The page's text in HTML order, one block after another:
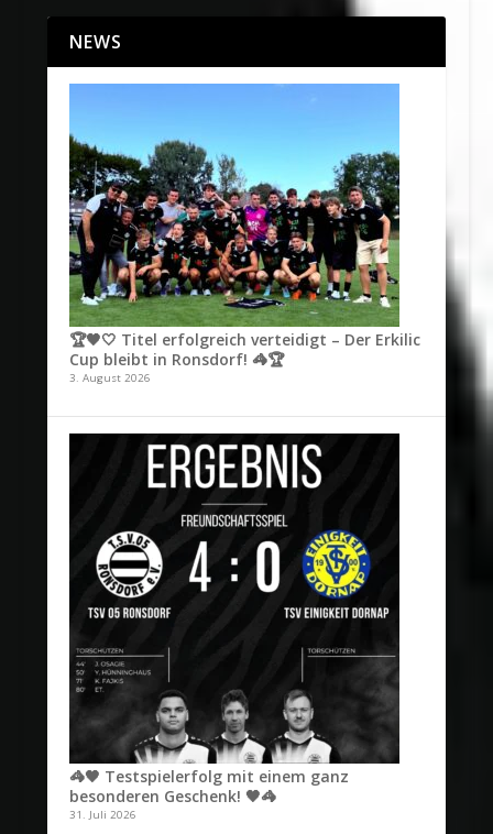
NEWS
🏆🖤🤍 Titel erfolgreich verteidigt – Der Erkilic
Cup bleibt in Ronsdorf! 🦓🏆
3. August 2026
🦓🖤 Testspielerfolg mit einem ganz
besonderen Geschenk! 🖤🦓
31. Juli 2026